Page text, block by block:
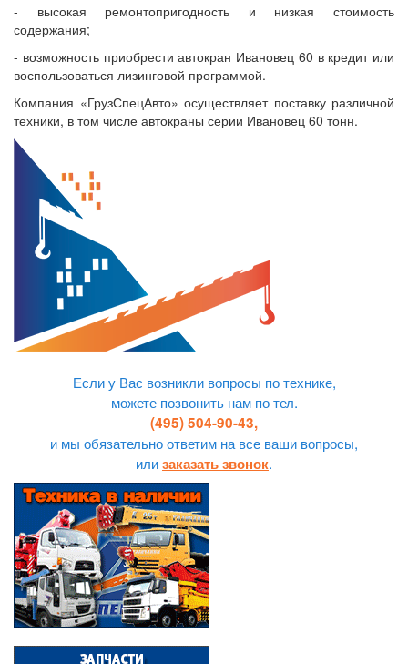
- высокая ремонтопригодность и низкая стоимость
содержания;
- возможность приобрести автокран Ивановец 60 в кредит или
воспользоваться лизинговой программой.
Компания «ГрузСпецАвто» осуществляет поставку различной
техники, в том числе автокраны серии Ивановец 60 тонн.
Если у Вас возникли вопросы по технике,
можете позвонить нам по тел.
(495) 504-90-43,
и мы обязательно ответим на все ваши вопросы,
илизаказать звонок.